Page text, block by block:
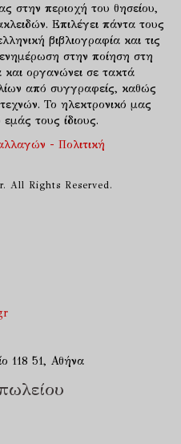
στην περιοχή του θησείου,
Επιλέγει πάντα τους
βιβλιογραφία και τις
ενημέρωση στην ποίηση στη
και οργανώνει σε τακτά
από συγγραφείς, καθώς
Το ηλεκτρονικό μας
τους ίδιους.
- Πολιτική
All Rights Reserved.
118 51, Αθήνα